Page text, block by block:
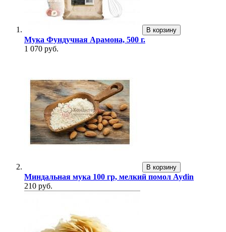
В корзину
Мука Фундучная Арамона, 500 г.
1 070 руб.
В корзину
Миндальная мука 100 гр, мелкий помол Aydin
210 руб.